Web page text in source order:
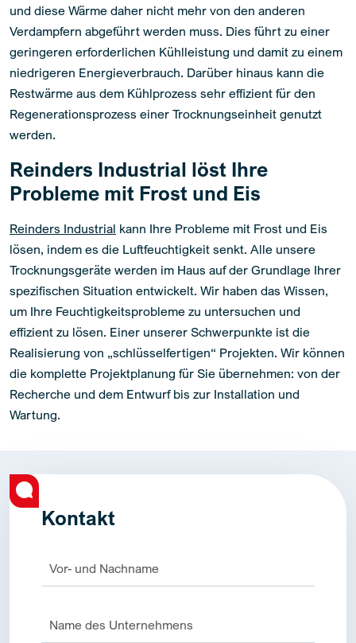
und diese Wärme daher nicht mehr von den anderen
Verdampfern abgeführt werden muss. Dies führt zu einer
geringeren erforderlichen Kühlleistung und damit zu einem
niedrigeren Energieverbrauch. Darüber hinaus kann die
Restwärme aus dem Kühlprozess sehr effizient für den
Regenerationsprozess einer Trocknungseinheit genutzt
werden.
Reinders Industrial löst Ihre
Probleme mit Frost und Eis
Reinders Industrial kann Ihre Probleme mit Frost und Eis
lösen, indem es die Luftfeuchtigkeit senkt. Alle unsere
Trocknungsgeräte werden im Haus auf der Grundlage Ihrer
spezifischen Situation entwickelt. Wir haben das Wissen,
um Ihre Feuchtigkeitsprobleme zu untersuchen und
effizient zu lösen. Einer unserer Schwerpunkte ist die
Realisierung von „schlüsselfertigen“ Projekten. Wir können
die komplette Projektplanung für Sie übernehmen: von der
Recherche und dem Entwurf bis zur Installation und
Wartung.
Kontakt